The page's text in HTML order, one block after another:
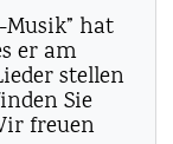
hat
er am
stellen
Sie
freuen